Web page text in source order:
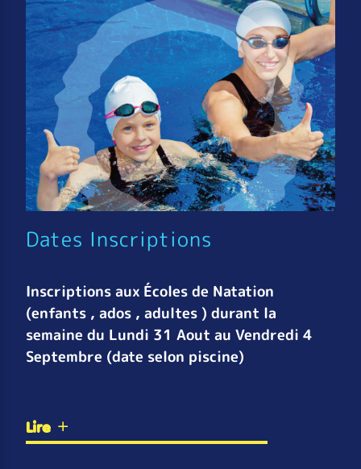
Dates Inscriptions
Inscriptions aux Écoles de Natation
(enfants , ados , adultes ) durant la
semaine du Lundi 31 Aout au Vendredi 4
Septembre (date selon piscine)
Lire